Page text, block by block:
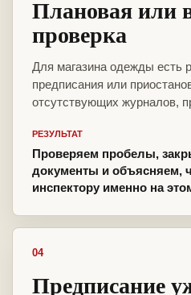
Плановая или
проверка
Для магазина одежды есть
предписания или
отсутствующих журналов,
РЕЗУЛЬТАТ
Проверяем пробелы,
документы и объясняем,
инспектору именно на
04
Предписание